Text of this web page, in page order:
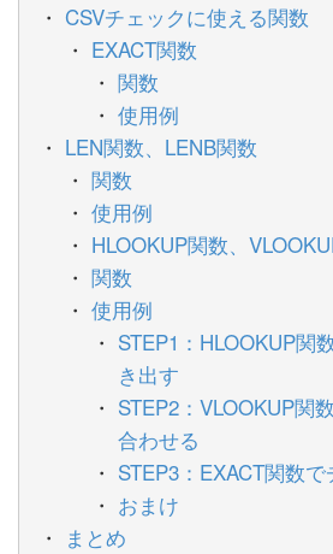
CSVチェックに使える関数
EXACT関数
関数
使用例
LEN関数、LENB関数
関数
使用例
HLOOKUP関数、
関数
使用例
STEP1：HLOOKUP関
き出す
STEP2：VLOOKUP関
合わせる
STEP3：EXACT関数
おまけ
まとめ